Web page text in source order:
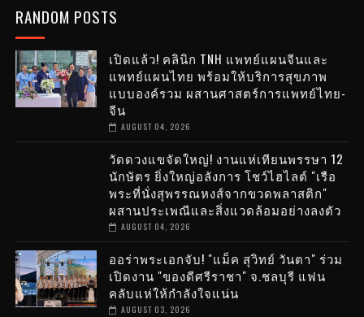
RANDOM POSTS
เปิดแล้ว! คลินิก TNH แพทย์แผนจีนและ
แพทย์แผนไทย พร้อมให้บริการสุขภาพ
แบบองค์รวม ผสานศาสตร์การแพทย์ไทย-
จีน
AUGUST 04, 2026
วัดดวงแขจัดใหญ่! งานแห่เทียนพรรษา 12
นักษัตร ยิ่งใหญ่อลังการ โชว์ไฮไลต์ "เรือ
พระที่นั่งสุพรรณหงส์จากขวดพลาสติก"
ผสานประเพณีและสิ่งแวดล้อมอย่างลงตัว
AUGUST 04, 2026
ออร่าพระเอกจับ! "แม็ค สุวิทย์ วันตา" ร่วม
เปิดงาน "ของดีศรีราชา" จ.ชลบุรี แฟน
คลับแห่ให้กำลังใจแน่น
AUGUST 03, 2026